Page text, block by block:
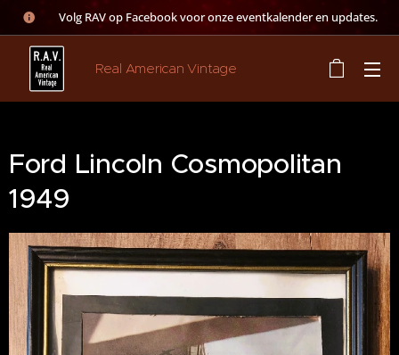
👉 Volg RAV op Facebook voor onze eventkalender en updates.
Real American Vintage
Ford Lincoln Cosmopolitan
1949